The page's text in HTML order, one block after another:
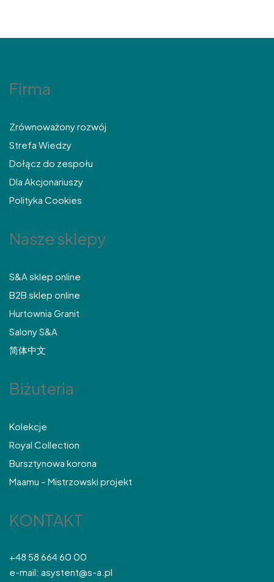
Firma
Zrównoważony rozwój
Strefa Wiedzy
Dołącz do zespołu
Dla Akcjonariuszy
Polityka Cookies
Nasze sklepy
S&A sklep online
B2B sklep online
Hurtownia Granit
Salony S&A
简体中文
Biżuteria
Kolekcje
Royal Collection
Bursztynowa korona
Maamu – Mistrzowski projekt
KONTAKT
+48 58 664 60 00
e-mail: asystent@s-a.pl